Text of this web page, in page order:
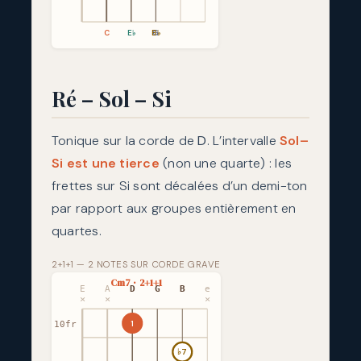
C E♭ G
B♭
Ré – Sol – Si
Tonique sur la corde deD. L’intervalleSol–
Si est une tierce (non une quarte) : les
frettes sur Si sont décalées d’un demi-ton
par rapport aux groupes entièrement en
quartes.
2+1+1 — 2 NOTES SUR CORDE GRAVE
Cm7 · 2+1+1
10fr
E A D G B e
× × ×
1
♭7